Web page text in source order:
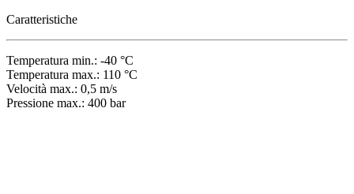
Caratteristiche
Temperatura min.: -40 °C
Temperatura max.: 110 °C
Velocità max.: 0,5 m/s
Pressione max.: 400 bar